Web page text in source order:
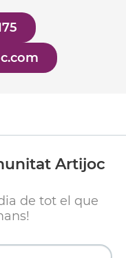
Artijoc
de tot el que